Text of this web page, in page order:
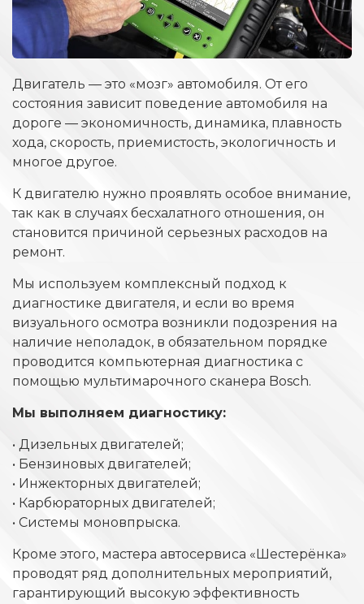
Двигатель — это «мозг» автомобиля. От его
состояния зависит поведение автомобиля на
дороге — экономичность, динамика, плавность
хода, скорость, приемистость, экологичность и
многое другое.
К двигателю нужно проявлять особое внимание,
так как в случаях бесхалатного отношения, он
становится причиной серьезных расходов на
ремонт.
Мы используем комплексный подход к
диагностике двигателя, и если во время
визуального осмотра возникли подозрения на
наличие неполадок, в обязательном порядке
проводится компьютерная диагностика с
помощью мультимарочного сканера Bosch.
Мы выполняем диагностику:
• Дизельных двигателей;
• Бензиновых двигателей;
• Инжекторных двигателей;
• Карбюраторных двигателей;
• Системы моновпрыска.
Кроме этого, мастера автосервиса «Шестерёнка»
проводят ряд дополнительных мероприятий,
гарантирующий высокую эффективность